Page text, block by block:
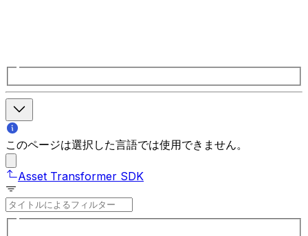
このページは選択した言語では使用できません。
Asset Transformer SDK